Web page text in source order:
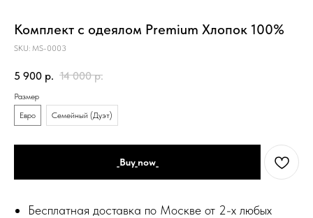
Комплект с одеялом Premium Хлопок 100%
SKU: MS-0003
5 900 р. 14 000 р.
Размер
Евро
Семейный (Дуэт)
_Buy_now_
Бесплатная доставка по Москве от 2-х любых